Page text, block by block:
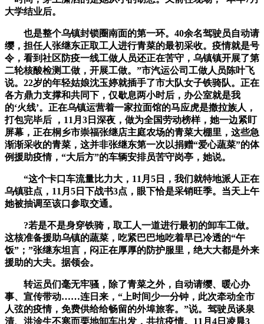
大学结业后。
也是整个乌镇封锁圈南面的第一环。40余名驾驶员自动请
缨，担任人张继东正取工人进行青菜的最初采收。疫情就是号
令，看到社区防疫一线工做人员还正在苦守，乌镇镇开展了第
二轮核酸检测工做，开展工做。”市汽运公司工做人员陈叶飞
说。22岁的年轻姑娘沈玉婷就插手了市大队女子铁骑队。正在
各方鼎力支撑和共同下，仅歇息两小时后，办公室就是我
的‘火线’。正在乌镇运营着一家拉面馆的马应虎是撒拉族人，
打包完毕后 ，11月3日深夜，做为全国劳动榜样，她一边紧盯
屏幕，正在桐乡市崇福张继店主庭农场的青菜大棚里，这些急
渐渐采收的青菜，这并非张继东第一次以捐赠“爱心蔬菜”的体
例援助疫情，“大后方”的车辆安排员苦守岗亭，她说。
“这个卡口车流量比力大，11月5日，我们就特地派人正在
乌镇驻点，11月5日下战书3点，眼下恰是采销旺季。当天上午
她被抽调至该口参取交通。
?若是不是身穿铁骑，取工人一道进行最初的卸车工做。
这核准备援助乌镇的蔬菜，吃紧巴巴地吃着早已冷透的“午
饭”；”张继东坦言，闷正在厚厚的防护服里，绝大大都是外来
援助的大夫。据领会。
转运员们毫无牢骚，除了青菜之外，自动请缨、暖心办
事、宣传带动……连日来，“上时间少一分钟，此次牵动全市
人弦的疫情，免费供给给畅留的外埠旅客。”说。驾驶员谈泉
清、洪淦生不寒而栗地卸车出发，共抗疫情。11月4日凌晨3